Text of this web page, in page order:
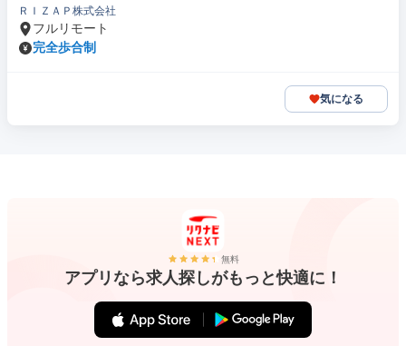
ＲＩＺＡＰ株式会社
フルリモート
完全歩合制
気になる
無料
アプリなら求人探しがもっと快適に！